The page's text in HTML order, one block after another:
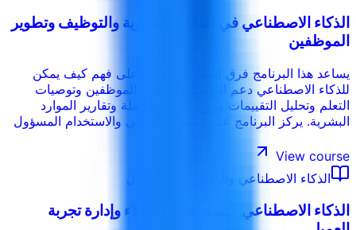
الذكاء الاصطناعي في الموارد البشرية والتوظيف وتطوير
الموظفين
يساعد هذا البرنامج فرق الموارد البشرية على فهم كيف يمكن
للذكاء الاصطناعي دعم التوظيف وتطوير الموظفين وتوصيات
التعلم وتحليل التقييمات ورؤى القوى العاملة وتقارير الموارد
البشرية. يركز البرنامج على التطبيق العملي والاستخدام المسؤول
القرارات المتعلقة بالأفراد.
View course
الذكاء الاصطناعي والبيانات في الأعمال
الذكاء الاصطناعي لأتمتة خدمة العملاء وإدارة تجربة